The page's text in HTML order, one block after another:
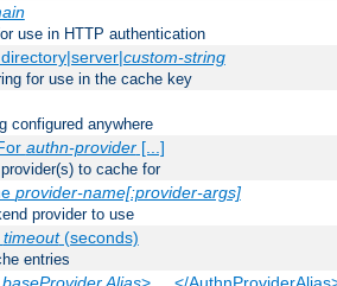
use in HTTP authentication
custom-string
for use in the cache key
configured anywhere
authn-provider[...]
to cache for
provider-name[:provider-args]
provider to use
timeout(seconds)
entries